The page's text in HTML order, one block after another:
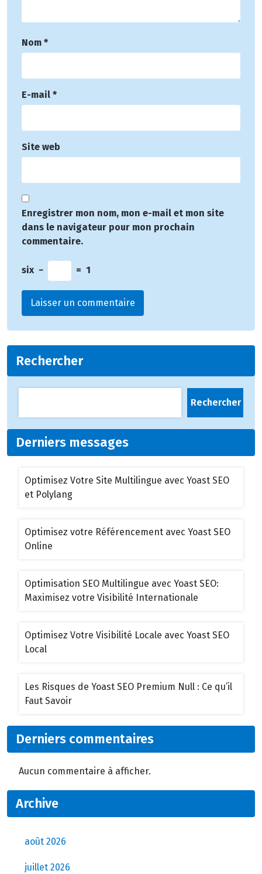
Nom *
E-mail *
Site web
Enregistrer mon nom, mon e-mail et mon site
dans le navigateur pour mon prochain
commentaire.
six − = 1
Rechercher
Rechercher
Derniers messages
Optimisez Votre Site Multilingue avec Yoast SEO
et Polylang
Optimisez votre Référencement avec Yoast SEO
Online
Optimisation SEO Multilingue avec Yoast SEO:
Maximisez votre Visibilité Internationale
Optimisez Votre Visibilité Locale avec Yoast SEO
Local
Les Risques de Yoast SEO Premium Null : Ce qu’il
Faut Savoir
Derniers commentaires
Aucun commentaire à afficher.
Archive
août 2026
juillet 2026